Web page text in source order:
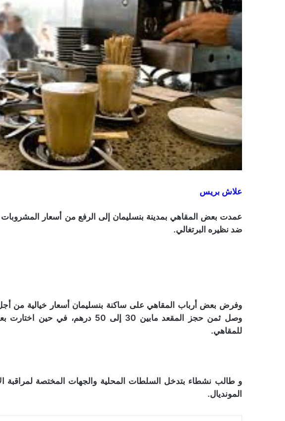
علاش بريس
عمدت بعض المقاهي بمدينة بنسليمان إلى الرفع من أسعار
ضد نظيره البرتغالي.
وفرض بعض أرباب المقاهي على ساكنة بنسليمان أسعار خيالية
وصل ثمن حجز المقعد مابين 30 إلى 50
للمقاهي.
و طالب نشطاء بتدخل السلطات المحلية والجهات المختصة لمراقبة
المونديال.